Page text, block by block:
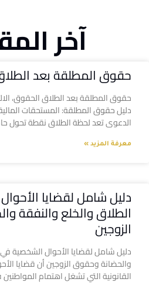
آخر
حقوق المطلقة بعد
حقوق المطلقة بعد الطلاق الحقوق،
دليل حقوق المطلقة: المستحقات
الدعوى تعد لحظة الطلاق نقطة تحول
معرفة المزيد »
دليل شامل لقضايا
الطلاق والخلع والنفقة
الزوجين
دليل شامل لقضايا الأحوال الشخصية
والحضانة وحقوق الزوجين أن قضايا
القانونية التي تشغل اهتمام